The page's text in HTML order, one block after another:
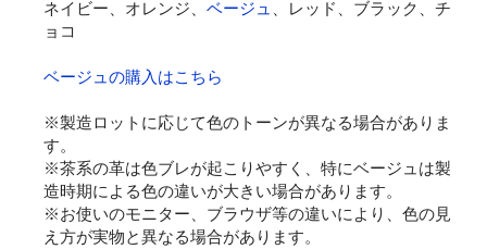
ネイビー、オレンジ、 ベージュ 、レッド、ブラック、チ
ョコ
ベージュの購入はこちら
※製造ロットに応じて色のトーンが異なる場合がありま
す。
※茶系の革は色ブレが起こりやすく、特にベージュは製
造時期による色の違いが大きい場合があります。
※お使いのモニター、ブラウザ等の違いにより、色の見
え方が実物と異なる場合があります。